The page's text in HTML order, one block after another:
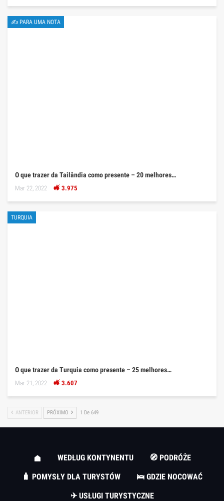
✍ PARA UMA NOTA
O que trazer da Tailândia como presente – 20 melhores…
Mar 22, 2022 3.975
TURQUIA
O que trazer da Turquia como presente – 25 melhores…
Mar 21, 2022 3.607
ANTERIOR PRÓXIMO 1 De 649
WEDŁUG KONTYNENTU
🧭 PODRÓŻE
🧳 POMYSŁY DLA TURYSTÓW
🛌 GDZIE NOCOWAĆ
✈ USŁUGI TURYSTYCZNE